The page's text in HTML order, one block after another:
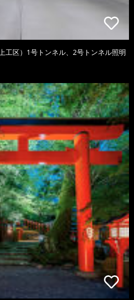
工区）1号トンネル、2号トンネル照明